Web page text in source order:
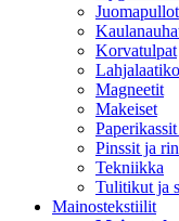
Juomapullot
Korvatulpat
Magneetit
Makeiset
Pinssit ja
Tekniikka
Tulitikut ja
Mainostekstiilit